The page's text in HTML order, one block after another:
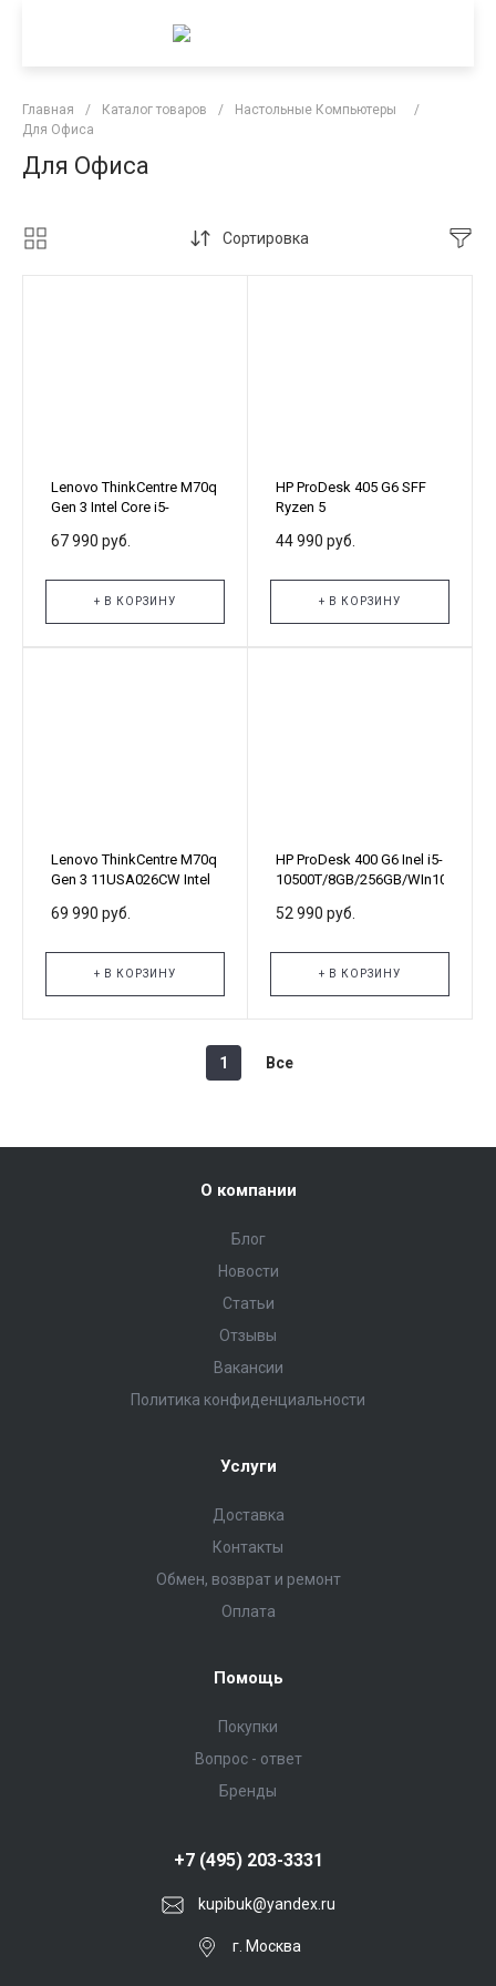
Главная / Каталог товаров / Настольные Компьютеры
/
Для Офиса
Для Офиса
Сортировка
Lenovo ThinkCentre M70q
Gen 3 Intel Core i5-
HDD+256Gb SSD/DOS
67 990 руб.
+ В КОРЗИНУ
HP ProDesk 405 G6 SFF
Ryzen 5
SSD/DVD-RW/Win10 Pro
44 990 руб.
+ В КОРЗИНУ
Lenovo ThinkCentre M70q
Gen 3 11USA026CW Intel
HDD+512Gb SSD/DOS
69 990 руб.
+ В КОРЗИНУ
HP ProDesk 400 G6 Inel i5-
10500T/8GB/256GB/WIn10Pro
52 990 руб.
+ В КОРЗИНУ
1 Все
О компании
Блог
Новости
Статьи
Отзывы
Вакансии
Политика конфиденциальности
Услуги
Доставка
Контакты
Обмен, возврат и ремонт
Оплата
Помощь
Покупки
Вопрос - ответ
Бренды
kupibuk@yandex.ru
+7 (495) 203-3331
г. Москва